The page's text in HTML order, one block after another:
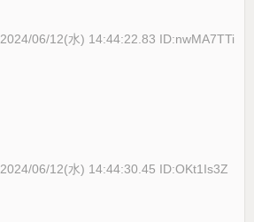
2024/06/12(水) 14:44:22.83 ID:nwMA7TTi
2024/06/12(水) 14:44:30.45 ID:OKt1Is3Z